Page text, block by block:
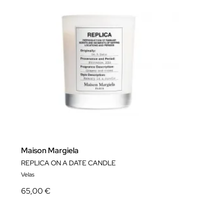
Maison Margiela
REPLICA ON A DATE CANDLE
Velas
65,00 €